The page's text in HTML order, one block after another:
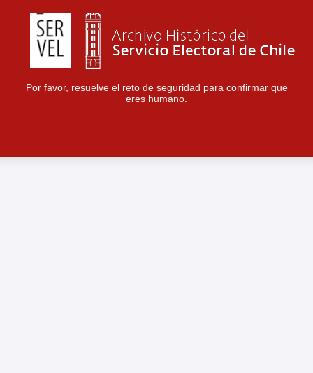
Por favor, resuelve el reto de seguridad para confirmar que
eres humano.